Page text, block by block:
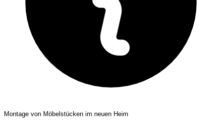
Montage von Möbelstücken im neuen Heim